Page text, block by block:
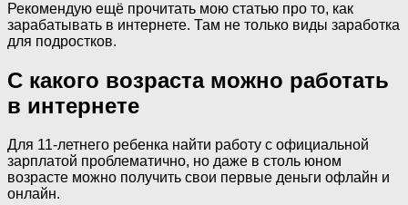
Рекомендую ещё прочитать мою статью про то, как
зарабатывать в интернете. Там не только виды заработка
для подростков.
С какого возраста можно работать
в интернете
Для 11-летнего ребенка найти работу с официальной
зарплатой проблематично, но даже в столь юном
возрасте можно получить свои первые деньги офлайн и
онлайн.